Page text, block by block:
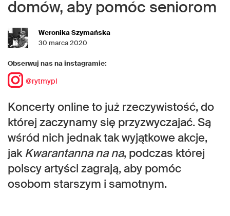
domów, aby pomóc seniorom
Weronika Szymańska
30 marca 2020
Obserwuj nas na instagramie:
@rytmypl
Koncerty online to już rzeczywistość, do
której zaczynamy się przyzwyczajać. Są
wśród nich jednak tak wyjątkowe akcje,
jak Kwarantanna na na, podczas której
polscy artyści zagrają, aby pomóc
osobom starszym i samotnym.